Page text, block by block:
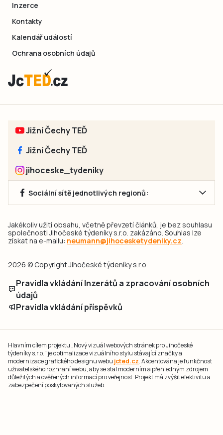
Inzerce
Kontakty
Kalendář událostí
Ochrana osobních údajů
Jižní Čechy TEĎ
Jižní Čechy TEĎ
jihoceske_tydeniky
Sociální sítě jednotlivých regionů:
Jakékoliv užití obsahu, včetně převzetí článků, je bez souhlasu
společnosti Jihočeské týdeníky s.r.o. zakázáno. Souhlas lze
získat na e-mailu: neumann@jihocesketydeniky.cz.
2026 © Copyright Jihočeské týdeníky s.r.o.
Pravidla vkládání Inzerátů a zpracování osobních
údajů
Pravidla vkládání příspěvků
Hlavním cílem projektu „Nový vizuál webových stránek pro Jihočeské
týdeníky s.r.o." je optimalizace vizuálního stylu stávající značky a
modernizace grafického designu webu jcted.cz. Akcentována je funkčnost
uživatelského rozhraní webu, aby se stal moderním a přehledným zdrojem
důležitých a ověřených informací pro veřejnost. Projekt má zvýšit efektivitu a
zabezpečení poskytovaných služeb.